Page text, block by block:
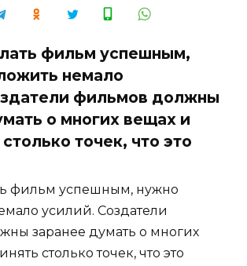
фильм успешным,
немало
фильмов должны
о многих вещах и
точек, что это
фильм успешным, нужно
усилий. Создатели
заранее думать о многих
столько точек, что это